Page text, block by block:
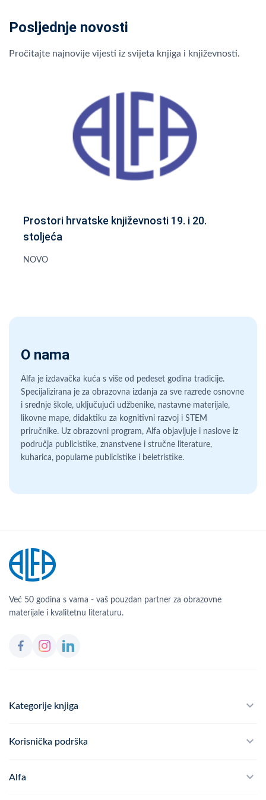
Posljednje novosti
Pročitajte najnovije vijesti iz svijeta knjiga i književnosti.
Prostori hrvatske književnosti 19. i 20.
stoljeća
NOVO
O nama
Alfa je izdavačka kuća s više od pedeset godina tradicije.
Specijalizirana je za obrazovna izdanja za sve razrede osnovne
i srednje škole, uključujući udžbenike, nastavne materijale,
likovne mape, didaktiku za kognitivni razvoj i STEM
priručnike. Uz obrazovni program, Alfa objavljuje i naslove iz
područja publicistike, znanstvene i stručne literature,
kuharica, popularne publicistike i beletristike.
Već 50 godina s vama - vaš pouzdan partner za obrazovne
materijale i kvalitetnu literaturu.
Kategorije knjiga
Školski program
Korisnička podrška
Često postavljana pitanja
Alfa